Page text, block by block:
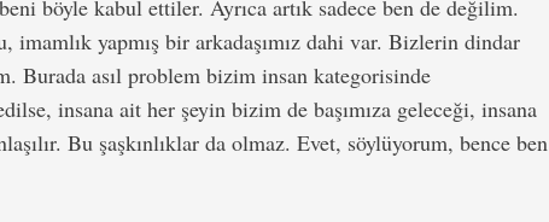
böyle kabul ettiler. Ayrıca artık sadece ben de değilim.
yapmış bir arkadaşımız dahi var. Bizlerin dindar
Burada asıl problem bizim insan kategorisinde
insana ait her şeyin bizim de başımıza geleceği, insana
Bu şaşkınlıklar da olmaz. Evet, söylüyorum, bence ben